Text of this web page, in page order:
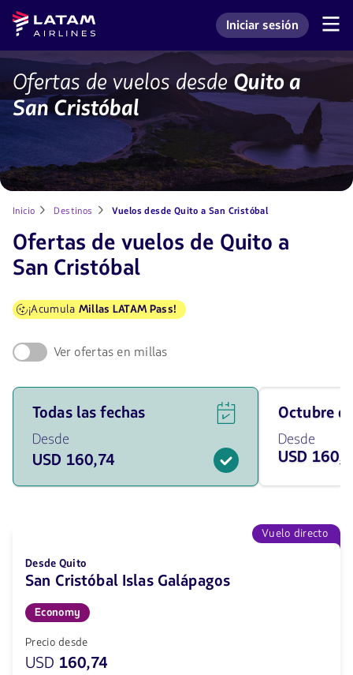
Saltar
menú.
Saltar al
contenido
principal.
Navegación
secciones
de
usuario.
Latam
Airlines
Ingresar a mi cuenta
Iniciar sesión
Vuelos
desde
Quito
Cristóbal
con
LATAM
Ofertas de vuelos desde Quito a
San Cristóbal
Inicio Destinos Vuelos desde Quito a San Cristóbal
Ofertas de vuelos de Quito a
San Cristóbal
¡Acumula Millas LATAM Pass!
Ver ofertas en millas
Ver
ofertas
de
vuelos
para
las
Todas las fechas
Desde
USD 160,74
Viaja
en
octubre
de
2026
160.74
octubre
Desde
USD
Vuelo directo
Desde Quito
San Cristóbal Islas Galápagos
Economy
Precio desde
USD 160,74